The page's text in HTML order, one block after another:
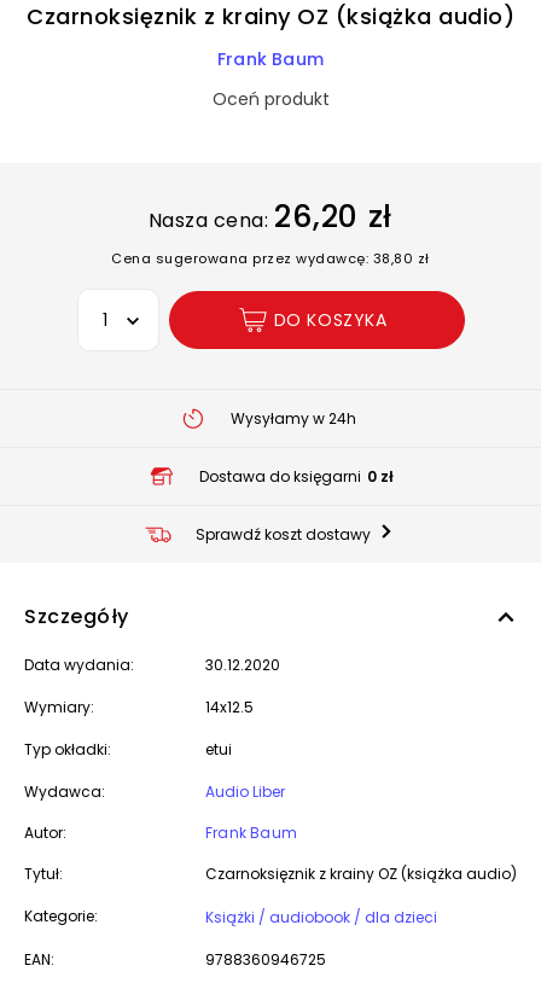
Czarnoksięznik z krainy OZ (książka audio)
Frank Baum
Oceń produkt
Nasza cena: 26,20 zł
Cena sugerowana przez wydawcę: 38,80 zł
Wybierz opcję
DO KOSZYKA
Wysyłamy w 24h
Dostawa do księgarni 0 zł
Sprawdź koszt dostawy
Szczegóły
Data wydania: 30.12.2020
Wymiary: 14x12.5
Typ okładki: etui
Wydawca:
Audio Liber
Autor:
Frank Baum
Tytuł:
Czarnoksięznik z krainy OZ (książka audio)
Kategorie: Książki / audiobook / dla dzieci
EAN: 9788360946725